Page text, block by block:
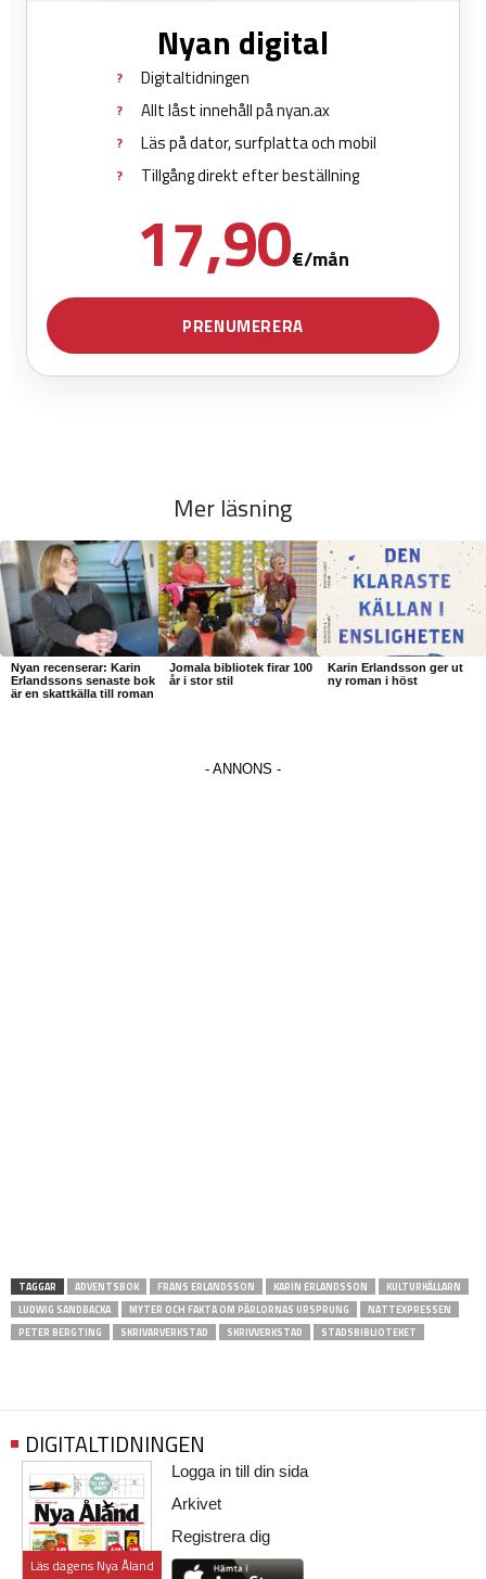
Mer läsning
Nyan recenserar: Karin
Erlandssons senaste bok
är en skattkälla till roman
Jomala bibliotek firar 100
år i stor stil
Karin Erlandsson ger ut
ny roman i höst
TAGGAR ADVENTSBOK FRANS ERLANDSSON KARIN ERLANDSSON
KULTURKÄLLARN
LUDWIG SANDBACKA
MYTER OCH FAKTA OM PÄRLORNAS URSPRUNG
NATTEXPRESSEN
PETER BERGTING
SKRIVARVERKSTAD SKRIVVERKSTAD STADSBIBLIOTEKET
DIGITALTIDNINGEN
Läs dagens Nya Åland
Logga in till din sida
Arkivet
Registrera dig